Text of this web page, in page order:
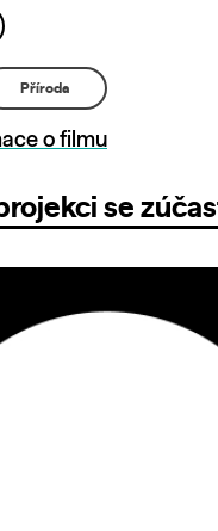
Příroda
o filmu
se